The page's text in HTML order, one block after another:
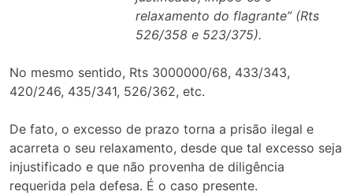
relaxamento do flagrante” (Rts
526/358 e 523/375).
No mesmo sentido, Rts 3000000/68, 433/343,
420/246, 435/341, 526/362, etc.
De fato, o excesso de prazo torna a prisão ilegal e
acarreta o seu relaxamento, desde que tal excesso seja
injustificado e que não provenha de diligência
requerida pela defesa. É o caso presente.